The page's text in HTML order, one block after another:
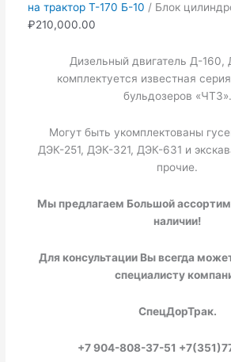
на трактор Т-170 Б-10 / Блок
₽210,000.00
Дизельный двигатель Д-
комплектуется известная
бульдозеров «ЧТЗ».
Могут быть укомплектованы
ДЭК-251, ДЭК-321, ДЭК-631 и
прочие.
Мы предлагаем Большой
наличии!
Для консультации Вы всегда
специалисту
СпецДорТрак.
+7 904-808-37-51